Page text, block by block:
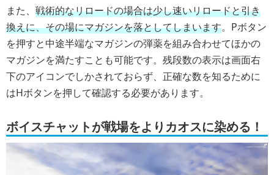
また、 戦術的なリロードの場合は少し速いリロードと引き
換えに、その場にマガジンを落としてしまいます。Pボタン
を押すと中途半端なマガジンの弾薬を組み合わせてほかの
マガジンを満たすことも可能です。残段数の表示は画面右
下のアイコンでしかされておらず、正確な数を知るために
はHボタンを押して確認する必要があります。
ボイスチャットが戦場をよりカオスに染める！